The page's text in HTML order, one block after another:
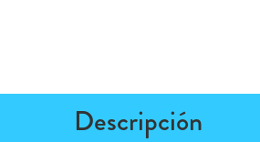
Descripción